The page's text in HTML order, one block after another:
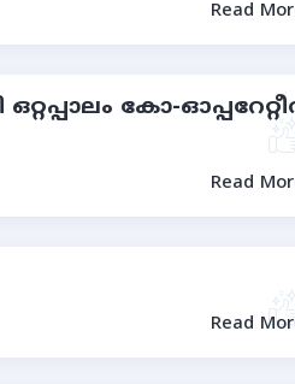
Read
കോ-
Read
Read